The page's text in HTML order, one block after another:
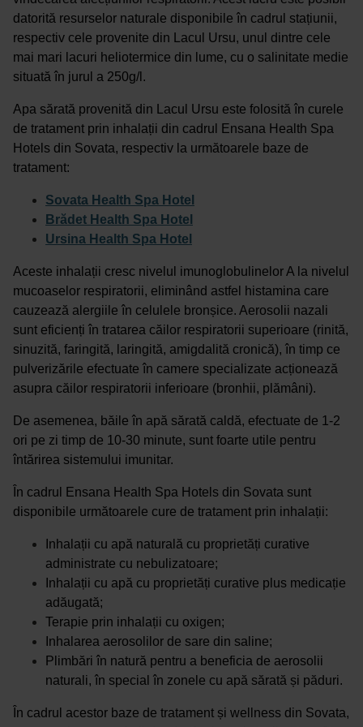
datorită resurselor naturale disponibile în cadrul stațiunii,
respectiv cele provenite din Lacul Ursu, unul dintre cele
mai mari lacuri heliotermice din lume, cu o salinitate medie
situată în jurul a 250g/l.
Apa sărată provenită din Lacul Ursu este folosită în curele
de tratament prin inhalații din cadrul Ensana Health Spa
Hotels din Sovata, respectiv la următoarele baze de
tratament:
Sovata Health Spa Hotel
Brădet Health Spa Hotel
Ursina Health Spa Hotel
Aceste inhalații cresc nivelul imunoglobulinelor A la nivelul
mucoaselor respiratorii, eliminând astfel histamina care
cauzează alergiile în celulele bronșice. Aerosolii nazali
sunt eficienți în tratarea căilor respiratorii superioare (rinită,
sinuzită, faringită, laringită, amigdalită cronică), în timp ce
pulverizările efectuate în camere specializate acționează
asupra căilor respiratorii inferioare (bronhii, plămâni).
De asemenea, băile în apă sărată caldă, efectuate de 1-2
ori pe zi timp de 10-30 minute, sunt foarte utile pentru
întărirea sistemului imunitar.
În cadrul Ensana Health Spa Hotels din Sovata sunt
disponibile următoarele cure de tratament prin inhalații:
Inhalații cu apă naturală cu proprietăți curative
administrate cu nebulizatoare;
Inhalații cu apă cu proprietăți curative plus medicație
adăugată;
Terapie prin inhalații cu oxigen;
Inhalarea aerosolilor de sare din saline;
Plimbări în natură pentru a beneficia de aerosolii
naturali, în special în zonele cu apă sărată și păduri.
În cadrul acestor baze de tratament și wellness din Sovata,